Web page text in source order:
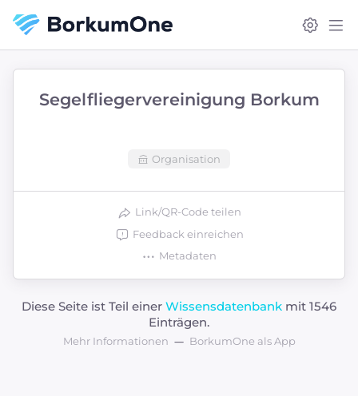
Segelfliegervereinigung Borkum
Organisation
Link/QR-Code teilen
Feedback einreichen
Metadaten
Diese Seite ist Teil einer Wissensdatenbank mit 1546
Einträgen.
Mehr Informationen BorkumOne als App